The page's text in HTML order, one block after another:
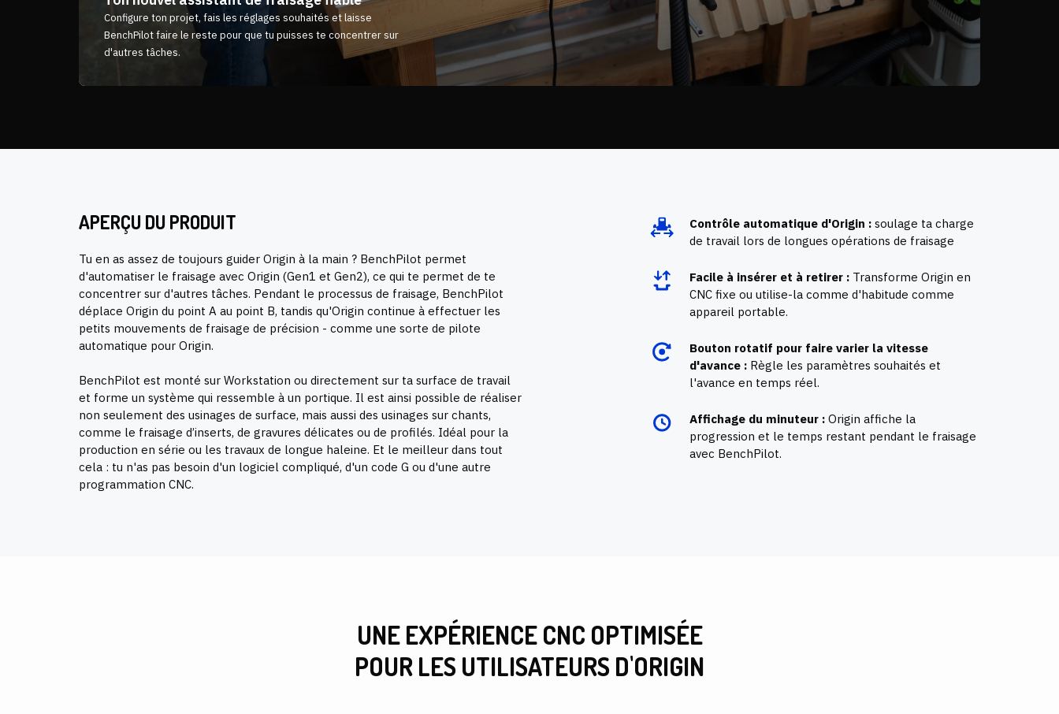
Configure ton projet, fais les réglages souhaités et laisse
BenchPilot faire le reste pour que tu puisses te concentrer sur
d'autres tâches.
APERÇU DU PRODUIT
Tu en as assez de toujours guider Origin à la main ? BenchPilot permet
d'automatiser le fraisage avec Origin (Gen1 et Gen2), ce qui te permet de te
concentrer sur d'autres tâches. Pendant le processus de fraisage, BenchPilot
déplace Origin du point A au point B, tandis qu'Origin continue à effectuer les
petits mouvements de fraisage de précision - comme une sorte de pilote
automatique pour Origin.
BenchPilot est monté sur Workstation ou directement sur ta surface de travail
et forme un système qui ressemble à un portique. Il est ainsi possible de réaliser
non seulement des usinages de surface, mais aussi des usinages sur chants,
comme le fraisage d’inserts, de gravures délicates ou de profilés. Idéal pour la
production en série ou les travaux de longue haleine. Et le meilleur dans tout
cela : tu n'as pas besoin d'un logiciel compliqué, d'un code G ou d'une autre
programmation CNC.
Contrôle automatique d'Origin : soulage ta charge
de travail lors de longues opérations de fraisage
Facile à insérer et à retirer : Transforme Origin en
CNC fixe ou utilise-la comme d'habitude comme
appareil portable.
Bouton rotatif pour faire varier la vitesse
d'avance : Règle les paramètres souhaités et
l'avance en temps réel.
Affichage du minuteur : Origin affiche la
progression et le temps restant pendant le fraisage
avec BenchPilot.
UNE EXPÉRIENCE CNC OPTIMISÉE
POUR LES UTILISATEURS D'ORIGIN